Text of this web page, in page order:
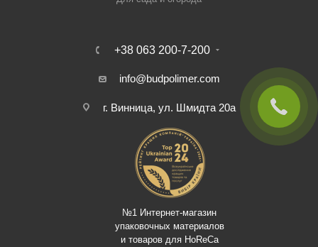
+38 063 200-7-200
info@budpolimer.com
г. Винница, ул. Шмидта 20а
№1 Интернет-магазин
упаковочных материалов
и товаров для HoReCa